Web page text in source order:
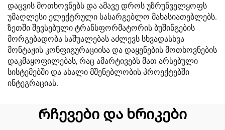
დაცვის მოთხოვნებს და ამავე დროს უზრუნველყოფს
უმაღლესი ელექტრული სასარგებლო მახასიათებლებს.
ზეთში შევსებული ტრანსფორმატორის ბუშინგების
მორგებადობა საშუალებას აძლევს სხვადასხვა
მონტაჟის კონფიგურაციისა და დაყენების მოთხოვნების
დაკმაყოფილებას, რაც ამარტივებს მათ არსებული
სისტემებში და ახალი მშენებლობის პროექტებში
ინტეგრაციას.
Რჩევები და ხრიკები